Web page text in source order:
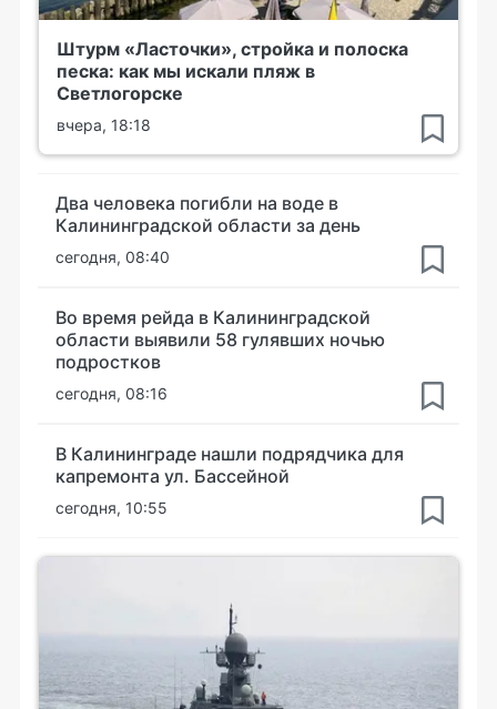
Штурм «Ласточки», стройка и полоска
песка: как мы искали пляж в
Светлогорске
вчера, 18:18
Два человека погибли на воде в
Калининградской области за день
сегодня, 08:40
Во время рейда в Калининградской
области выявили 58 гулявших ночью
подростков
сегодня, 08:16
В Калининграде нашли подрядчика для
капремонта ул. Бассейной
сегодня, 10:55